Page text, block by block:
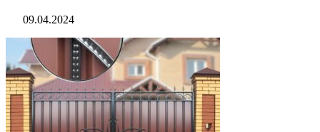
09.04.2024